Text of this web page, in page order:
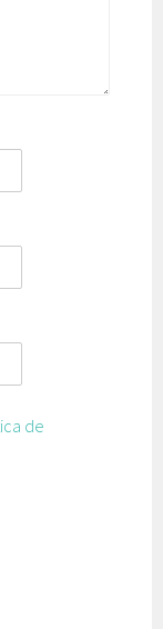
de